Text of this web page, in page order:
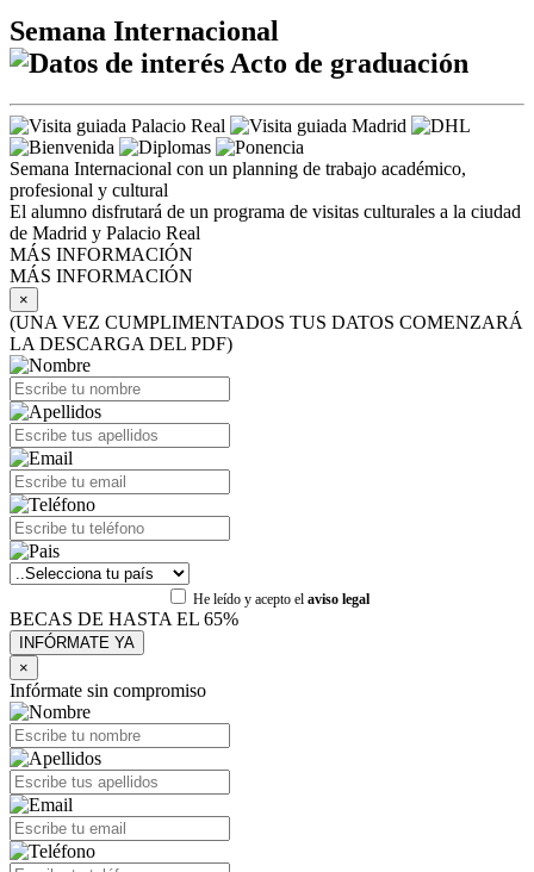
Semana Internacional
Acto de graduación
Semana Internacional con un planning de trabajo académico,
profesional y cultural
El alumno disfrutará de un programa de visitas culturales a la ciudad
de Madrid y Palacio Real
MÁS INFORMACIÓN
MÁS INFORMACIÓN
×
(UNA VEZ CUMPLIMENTADOS TUS DATOS COMENZARÁ
LA DESCARGA DEL PDF)
He leído y acepto el aviso legal
BECAS DE HASTA EL 65%
×
Infórmate sin compromiso